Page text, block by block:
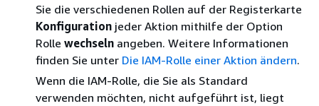
Sie die verschiedenen Rollen auf der Registerkarte
Konfiguration jeder Aktion mithilfe der Option
Rolle wechseln angeben. Weitere Informationen
finden Sie unter Die IAM-Rolle einer Aktion ändern.
Wenn die IAM-Rolle, die Sie als Standard
verwenden möchten, nicht aufgeführt ist, liegt